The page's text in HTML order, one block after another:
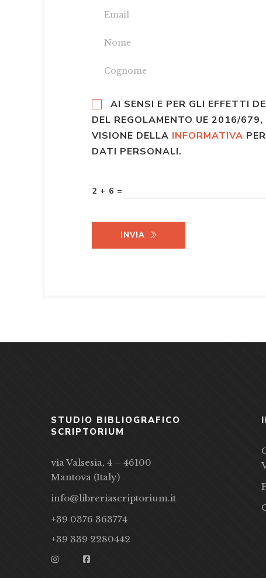
AI SENSI E PER GLI EFFETTI
DEL REGOLAMENTO UE 2016/
VISIONE DELLA INFORMATIVA
DATI PERSONALI.
2 + 6 =
INVIA
STUDIO BIBLIOGRAFICO
SCRIPTORIUM
via Valsesia, 4 – 46100
Mantova (Italy)
info@libreriascriptorium.it
+39 0376 363774
+39 339 2280442